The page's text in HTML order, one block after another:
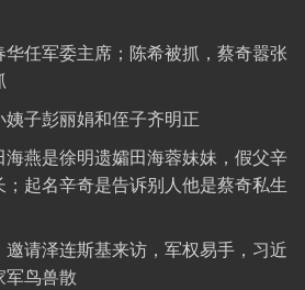
任军委主席；陈希被抓，蔡奇嚣张
子彭丽娟和侄子齐明正
燕是徐明遗孀田海蓉妹妹，假父辛
起名辛奇是告诉别人他是蔡奇私生
请泽连斯基来访，军权易手，习近
军鸟兽散